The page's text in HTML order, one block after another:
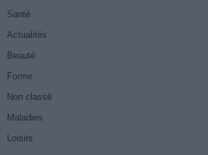
Santé
Actualités
Beauté
Forme
Non classé
Maladies
Loisirs